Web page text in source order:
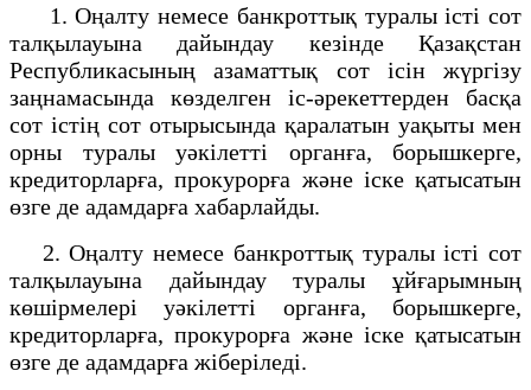
1. Оңалту немесе банкроттық туралы iсті сот
талқылауына дайындау кезiнде Қазақстан
Республикасының азаматтық сот ісін жүргізу
заңнамасында көзделген іс-әрекеттерден басқа
сот iстiң сот отырысында қаралатын уақыты мен
орны туралы уәкілетті органға, борышкерге,
кредиторларға, прокурорға және iске қатысатын
өзге де адамдарға хабарлайды.
2. Оңалту немесе банкроттық туралы iсті сот
талқылауына дайындау туралы ұйғарымның
көшірмелері уәкілетті органға, борышкерге,
кредиторларға, прокурорға және іске қатысатын
өзге де адамдарға жіберіледі.